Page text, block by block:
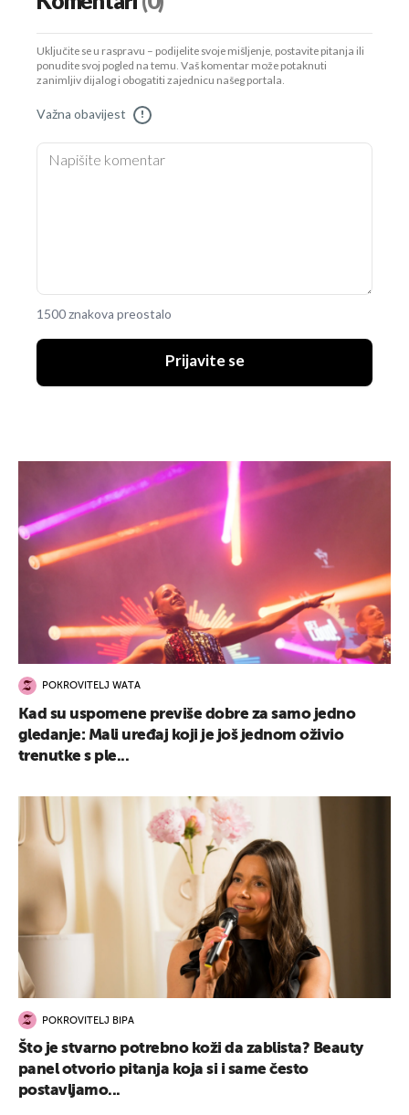
Uključite se u raspravu – podijelite svoje mišljenje, postavite pitanja ili
ponudite svoj pogled na temu. Vaš komentar može potaknuti
zanimljiv dijalog i obogatiti zajednicu našeg portala.
Važna obavijest !
1500 znakova preostalo
Prijavite se
POKROVITELJ WATA
Kad su uspomene previše dobre za samo jedno
gledanje: Mali uređaj koji je još jednom oživio
trenutke s ple...
POKROVITELJ BIPA
Što je stvarno potrebno koži da zablista? Beauty
panel otvorio pitanja koja si i same često
postavljamo...
UKLJUČITE NOTIFIKACIJE